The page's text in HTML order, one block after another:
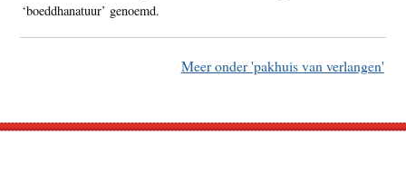
‘boeddhanatuur’ genoemd.
Meer onder 'pakhuis van verlangen'